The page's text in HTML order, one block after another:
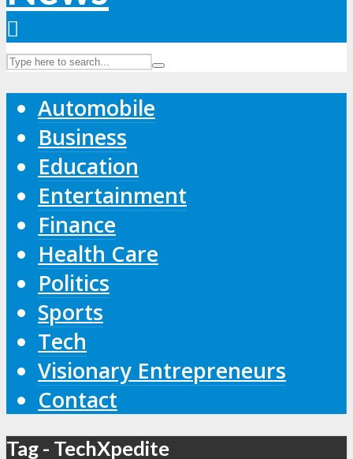
Automobile
Business
Education
Entertainment
Finance
Health Care
Politics
Sports
Tech
Visionary Entrepreneurs
Contact
Tag - TechXpedite